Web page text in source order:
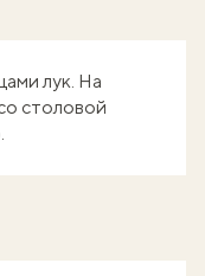
лук. На
столовой